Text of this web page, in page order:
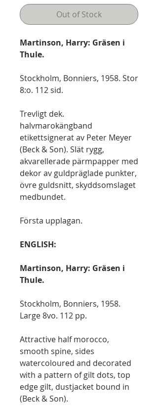
Out of Stock
Martinson, Harry: Gräsen i
Thule.
Stockholm, Bonniers, 1958. Stor
8:o. 112 sid.
Trevligt dek.
halvmarokängband
etikettsignerat av Peter Meyer
(Beck & Son). Slät rygg,
akvarellerade pärmpapper med
dekor av guldpräglade punkter,
övre guldsnitt, skyddsomslaget
medbundet.
Första upplagan.
ENGLISH:
Martinson, Harry: Gräsen i
Thule.
Stockholm, Bonniers, 1958.
Large 8vo. 112 pp.
Attractive half morocco,
smooth spine, sides
watercoloured and decorated
with a pattern of gilt dots, top
edge gilt, dustjacket bound in
(Beck & Son).